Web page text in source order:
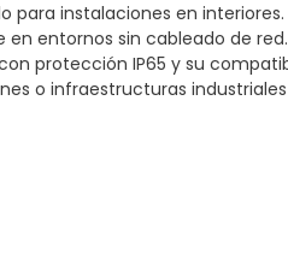
para instalaciones en
entornos sin cableado de
protección IP65 y su
o infraestructuras industriales